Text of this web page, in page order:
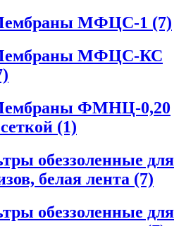
МФЦС-1 (7)
МФЦС-КС
ФМНЦ-0,20
(1)
обеззоленные для
белая лента (7)
обеззоленные для